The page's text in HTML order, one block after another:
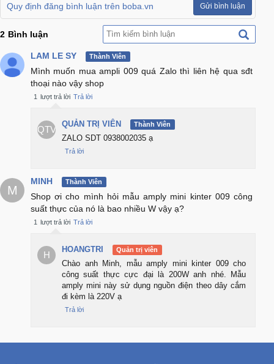
Quy định đăng bình luận trên boba.vn Gửi bình luận
2 Bình luận
LAM LE SY Thành Viên
Mình muốn mua ampli 009 quá Zalo thì liên hệ qua sđt
thoại nào vậy shop
1 lượt trả lời Trả lời
QTV
QUẢN TRỊ VIÊN Thành Viên
ZALO SDT 0938002035 ạ
Trả lời
M
MINH Thành Viên
Shop ơi cho mình hỏi mẫu amply mini kinter 009 công
suất thực của nó là bao nhiều W vậy ạ?
1 lượt trả lời Trả lời
H
HOANGTRI Quản trị viên
Chào anh Minh, mẫu amply mini kinter 009 cho
công suất thực cực đại là 200W anh nhé. Mẫu
amply mini này sử dụng nguồn điện theo dây cắm
đi kèm là 220V ạ
Trả lời